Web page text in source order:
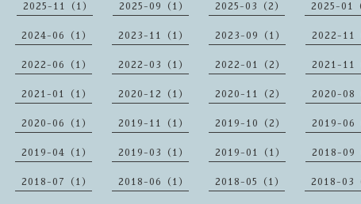
2025-11（1） 2025-09（1） 2025-03（2） 2025-01
2024-06（1） 2023-11（1） 2023-09（1） 2022-11
2022-06（1） 2022-03（1） 2022-01（2） 2021-11
2021-01（1） 2020-12（1） 2020-11（2） 2020-08
2020-06（1） 2019-11（1） 2019-10（2） 2019-06
2019-04（1） 2019-03（1） 2019-01（1） 2018-09
2018-07（1） 2018-06（1） 2018-05（1） 2018-03